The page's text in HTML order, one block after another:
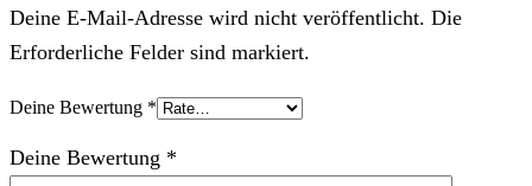
Deine E-Mail-Adresse wird nicht veröffentlicht. Die
Erforderliche Felder sind markiert.
Deine Bewertung *
Deine Bewertung *